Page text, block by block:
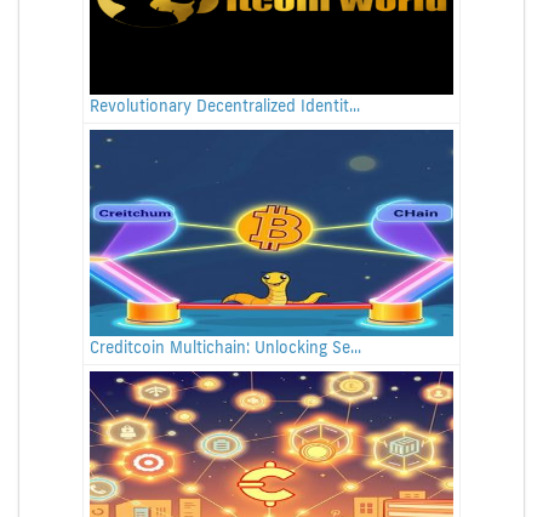
Revolutionary Decentralized Identit...
Creditcoin Multichain: Unlocking Se...